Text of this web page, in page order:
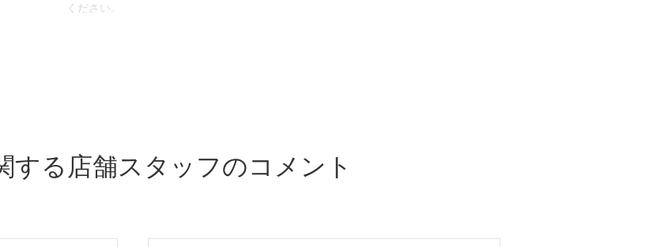
ください。
する店舗スタッフのコメント